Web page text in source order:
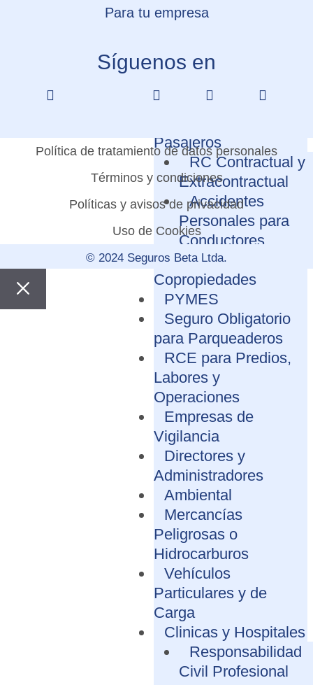
Automóviles
RC para
Para tu empresa
Pasajeros
RC Contractual y
Extracontractual
Accidentes
Personales para
Conductores
Áreas Comunes –
Copropiedades
PYMES
Seguro Obligatorio
para Parqueaderos
RCE para Predios,
Labores y
Operaciones
Empresas de
Vigilancia
Directores y
Administradores
Ambiental
Mercancías
Peligrosas o
Hidrocarburos
Vehículos
Particulares y de
Carga
Clinicas y Hospitales
Responsabilidad
Civil Profesional
Para tu empresa
Síguenos en
Política de tratamiento de datos personales
Términos y condiciones
Políticas y avisos de privacidad
Uso de Cookies
© 2024 Seguros Beta Ltda.